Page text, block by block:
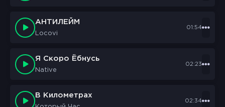
АНТИЛЕЙМ
Locovi
01:54
Я Скоро Ёбнусь
Native
02:23
В Километрах
02:34